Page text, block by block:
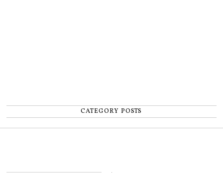
CATEGORY POSTS